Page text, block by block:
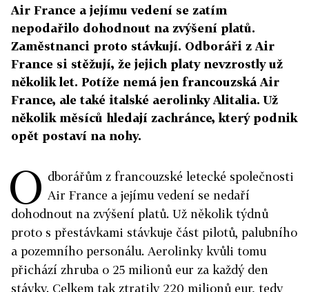
Air France a jejímu vedení se zatím
nepodařilo dohodnout na zvýšení platů.
Zaměstnanci proto stávkují. Odboráři z Air
France si stěžují, že jejich platy nevzrostly už
několik let. Potíže nemá jen francouzská Air
France, ale také italské aerolinky Alitalia. Už
několik měsíců hledají zachránce, který podnik
opět postaví na nohy.
O dborářům z francouzské letecké společnosti
Air France a jejímu vedení se nedaří
dohodnout na zvýšení platů. Už několik týdnů
proto s přestávkami stávkuje část pilotů, palubního
a pozemního personálu. Aerolinky kvůli tomu
přichází zhruba o 25 milionů eur za každý den
stávky. Celkem tak ztratily 220 milionů eur, tedy